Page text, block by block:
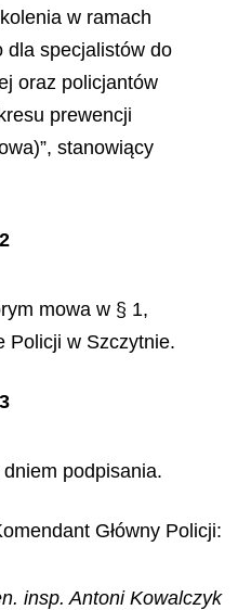
w ramach
dla specjalistów do
oraz policjantów
prewencji
stanowiący
mowa w § 1,
Policji w Szczytnie.
podpisania.
Główny Policji:
insp. Antoni Kowalczyk